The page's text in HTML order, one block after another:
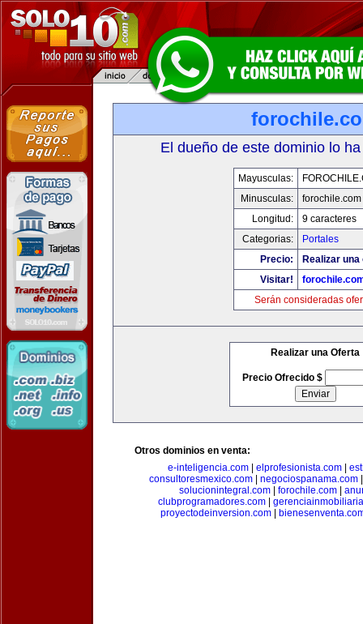
El dueño de este dominio lo
Mayusculas:
Minusculas:
forochile.com
Longitud:
9 caracteres
Categorias:
Portales
Precio:
Realizar
Visitar!
Serán consideradas
Realizar una Oferta
Precio Ofrecido $
Otros dominios en venta:
e-inteligencia.com
elprofesionista.com
consultoresmexico.com| negociospanama.com
solucionintegral.com| forochile.com|
clubprogramadores.com
proyectodeinversion.com|